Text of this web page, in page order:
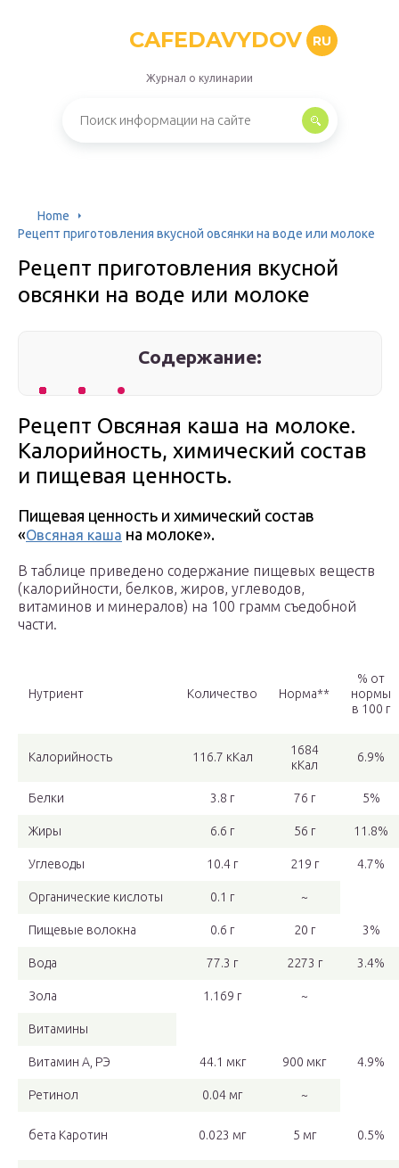
CAFEDAVYDOV RU
Журнал о кулинарии
Home
Рецепт приготовления вкусной овсянки на воде или молоке
Рецепт приготовления вкусной
овсянки на воде или молоке
Содержание:
Рецепт Овсяная каша на молоке.
Калорийность, химический состав
и пищевая ценность.
Пищевая ценность и химический состав
«Овсяная каша на молоке».
В таблице приведено содержание пищевых веществ
(калорийности, белков, жиров, углеводов,
витаминов и минералов) на 100 грамм съедобной
части.
Нутриент Количество Норма**
% от
нормы
в 100 г
Калорийность 116.7 кКал
1684
кКал
6.9%
Белки 3.8 г 76 г 5%
Жиры 6.6 г 56 г 11.8%
Углеводы 10.4 г 219 г 4.7%
Органические кислоты 0.1 г ~
Пищевые волокна 0.6 г 20 г 3%
Вода 77.3 г 2273 г 3.4%
Зола 1.169 г ~
Витамины
Витамин А, РЭ 44.1 мкг 900 мкг 4.9%
Ретинол 0.04 мг ~
бета Каротин 0.023 мг 5 мг 0.5%